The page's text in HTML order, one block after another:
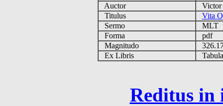
Auctor
Victor
Titulus
Vita
Sermo
MLT
Forma
pdf
Magnitudo
Ex Libris
Reditus in